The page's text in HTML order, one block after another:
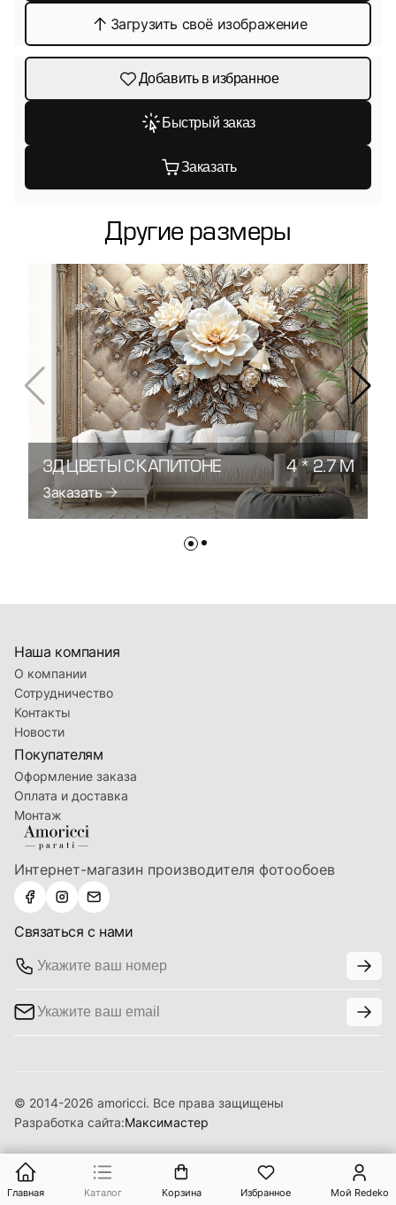
Загрузить своё изображение
Добавить в избранное
Быстрый заказ
Заказать
Другие размеры
3Д ЦВЕТЫ С КАПИТОНЕ 4 * 2.7 М
Заказать
Интернет-магазин производителя фотообоев
Наша компания
О компании
Сотрудничество
Контакты
Новости
Покупателям
Оформление заказа
Оплата и доставка
Монтаж
Связаться с нами
© 2014-2026 amoricci. Все права защищены
Разработка сайта:Максимастер
Главная Каталог Корзина Избранное Мой Redeko